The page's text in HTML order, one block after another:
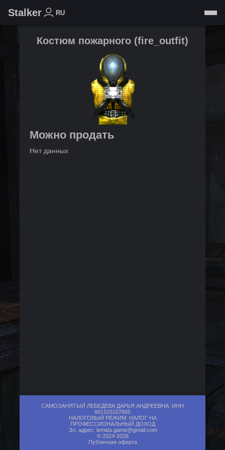
Stalker RU
Костюм пожарного (fire_outfit)
Можно продать
Нет данных
САМОЗАНЯТЫЙ ЛЕБЕДЕВА ДАРЬЯ АНДРЕЕВНА, ИНН
661103107665
НАЛОГОВЫЙ РЕЖИМ: НАЛОГ НА
ПРОФЕССИОНАЛЬНЫЙ ДОХОД
Эл. адрес: lemida.game@gmail.com
© 2024-2026
Публичная оферта